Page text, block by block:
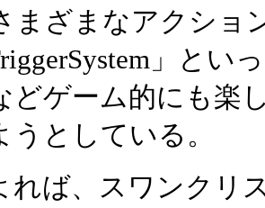
まざまなアクショ
」とい
どゲーム的にも楽
うとしている。
ば、スワンクリ